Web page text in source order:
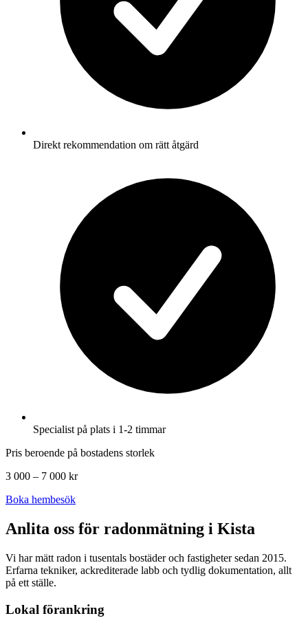
Direkt rekommendation om rätt åtgärd
Specialist på plats i 1-2 timmar
Pris beroende på bostadens storlek
3 000 – 7 000 kr
Boka hembesök
Anlita oss för radonmätning i Kista
Vi har mätt radon i tusentals bostäder och fastigheter sedan 2015.
Erfarna tekniker, ackrediterade labb och tydlig dokumentation, allt
på ett ställe.
Lokal förankring